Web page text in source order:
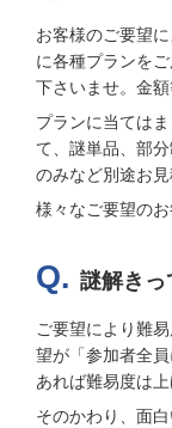
お客様のご要望
に各種プランを
下さいませ。金額
プランに当ては
て、謎単品、部
のみなど別途お見
様々なご要望の
謎解きっ
ご要望により難
望が「参加者全
あれば難易度は
そのかわり、面